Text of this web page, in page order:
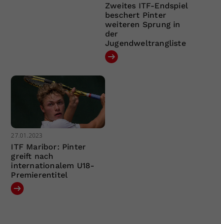
Zweites ITF-Endspiel
beschert Pinter
weiteren Sprung in
der
Jugendweltrangliste
27.01.2023
ITF Maribor: Pinter
greift nach
internationalem U18-
Premierentitel